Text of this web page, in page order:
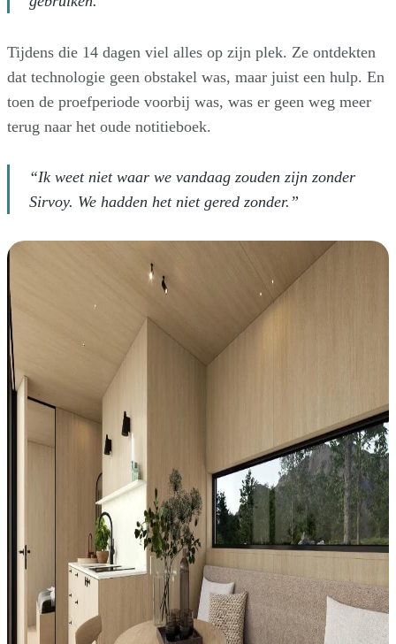
Tijdens die 14 dagen viel alles op zijn plek. Ze ontdekten
dat technologie geen obstakel was, maar juist een hulp. En
toen de proefperiode voorbij was, was er geen weg meer
terug naar het oude notitieboek.
“Ik weet niet waar we vandaag zouden zijn zonder
Sirvoy. We hadden het niet gered zonder.”